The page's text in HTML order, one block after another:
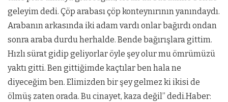
geleyim dedi. Çöp arabası çöp konteynırının yanındaydı.
Arabanın arkasında iki adam vardı onlar bağırdı ondan
sonra araba durdu herhalde. Bende bağırışlara gittim.
Hızlı sürat gidip geliyorlar öyle şey olur mu ömrümüzü
yaktı gitti. Ben gittiğimde kaçtılar ben hala ne
diyeceğim ben. Elimizden bir şey gelmez ki ikisi de
ölmüş zaten orada. Bu cinayet, kaza değil” dedi.Haber: